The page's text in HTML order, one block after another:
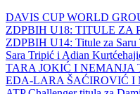
DAVIS CUP WORLD
ZDPBIH U18: TITULE ZA
ZDPBIH U14: Titule za
Sara Tripić i Adian
TARA JOKIĆ I NEMANJA
EDA-LARA ŠAĆIROVIĆ I